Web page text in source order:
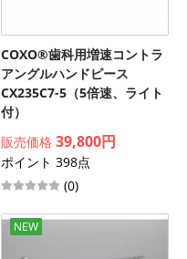
COXO®歯科用増速コントラ
アングルハンドピース
CX235C7-5（5倍速、ライト
付）
販売価格 39,800円
ポイント 398点
(0)
NEW